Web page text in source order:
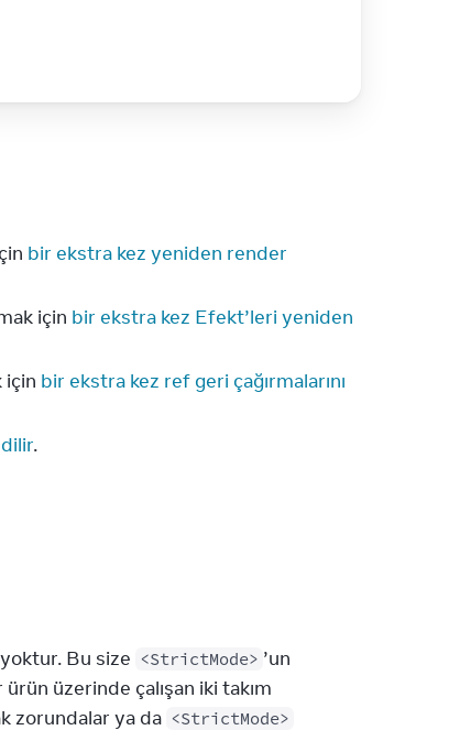
bir ekstra kez yeniden render
için bir ekstra kez Efekt’leri yeniden
için bir ekstra kez ref geri çağırmalarını
.
Bu size <StrictMode> ’un
üzerinde çalışan iki takım
zorundalar ya da <StrictMode>